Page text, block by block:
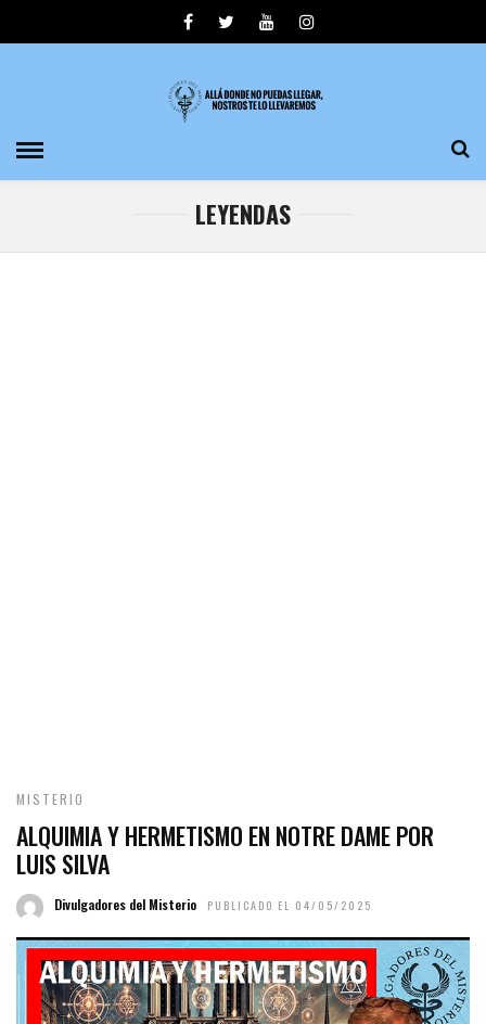
LEYENDAS
MISTERIO
ALQUIMIA Y HERMETISMO EN NOTRE DAME POR
LUIS SILVA
Divulgadores del Misterio PUBLICADO EL 04/05/2025